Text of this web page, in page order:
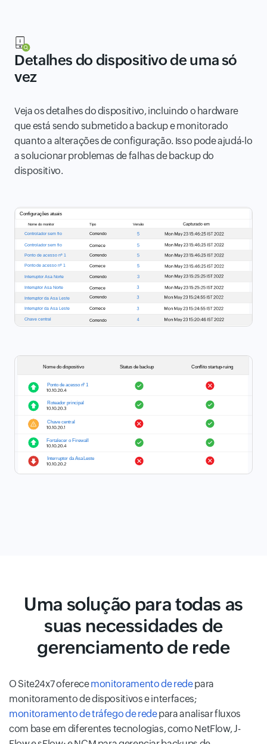
Detalhes do dispositivo de uma só
vez
Veja os detalhes do dispositivo, incluindo o hardware
que está sendo submetido a backup e monitorado
quanto a alterações de configuração. Isso pode ajudá-lo
a solucionar problemas de falhas de backup do
dispositivo.
Uma solução para todas as
suas necessidades de
gerenciamento de rede
O Site24x7 oferecemonitoramento de redepara
monitoramento de dispositivos e interfaces;
monitoramento de tráfego de redepara analisar fluxos
com base em diferentes tecnologias, como NetFlow, J-